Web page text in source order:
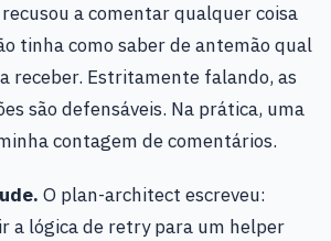
a comentar qualquer coisa
tinha como saber de antemão qual
receber. Estritamente falando, as
são defensáveis. Na prática, uma
contagem de comentários.
O plan-architect escreveu:
a lógica de retry para um helper